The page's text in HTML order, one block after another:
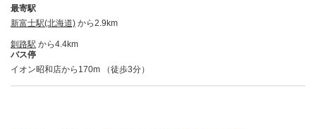
最寄駅
新富士駅(北海道) から2.9km
釧路駅 から4.4km
バス停
イオン昭和店から170m （徒歩3分）